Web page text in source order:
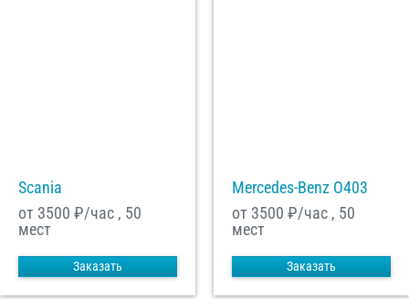
Scania
от 3500 ₽/час , 50
мест
Заказать
Mercedes-Benz О403
от 3500 ₽/час , 50
мест
Заказать